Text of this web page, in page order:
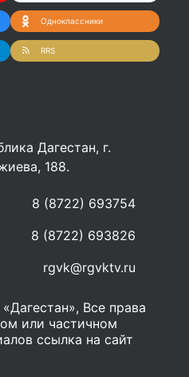
Одноклассники
RRS
Дагестан, г.
188.
8 (8722) 693754
8 (8722) 693826
rgvk@rgvktv.ru
Все права
или частичном
ссылка на сайт